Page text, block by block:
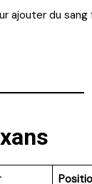
ajouter du sang